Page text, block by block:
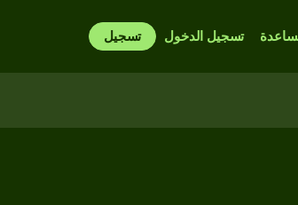
تسجيل الدخول تسجيل